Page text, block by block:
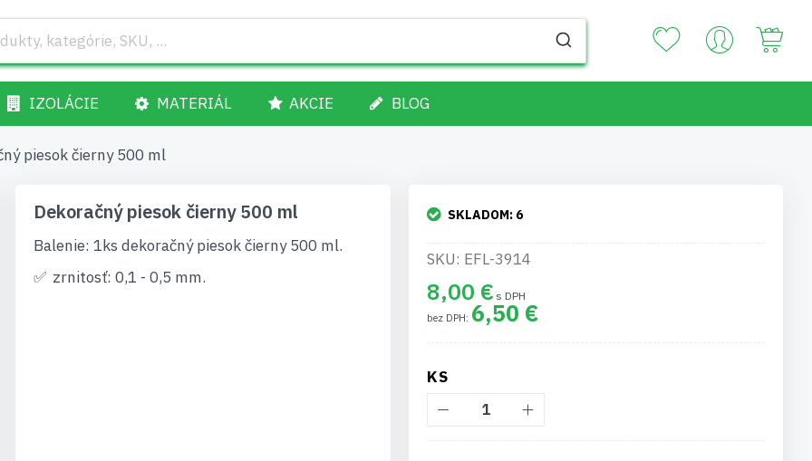
IZOLÁCIE MATERIÁL AKCIE BLOG
piesok čierny 500 ml
Dekoračný piesok čierny 500 ml
Balenie: 1ks dekoračný piesok čierny 500 ml.
zrnitosť: 0,1 - 0,5 mm.
SKLADOM: 6
SKU: EFL-3914
8,00 €
6,50 €
KS